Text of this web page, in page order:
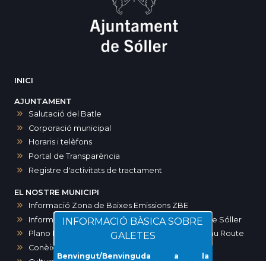
INICI
AJUNTAMENT
Salutació del Batle
Corporació municipal
Horaris i telèfons
Portal de Transparència
Registre d'activitats de tractament
EL NOSTRE MUNICIPI
Informació Zona de Baixes Emissions ZBE
Informació zones d’aparcament a Sóller i port de Sóller
Plano Maps SOLLER. Ruta modernista-Art Noveau Route
Conèixer Sóller
INFORMACIÓ BÀSICA SOBRE
GALETES
Benvingut/Benvinguda a la